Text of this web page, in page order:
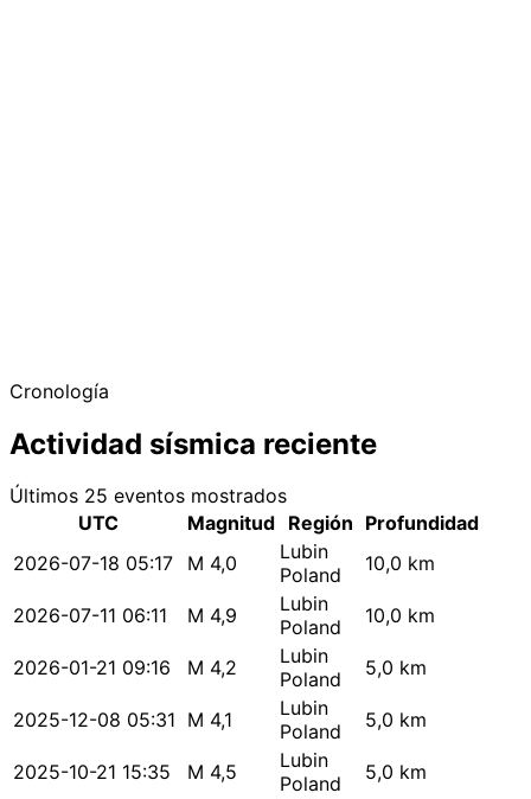
Cronología
Actividad sísmica reciente
Últimos 25 eventos mostrados
UTC
Magnitud Región Profundidad
2026-07-18 05:17
M 4,0
Lubin
Poland
10,0 km
2026-07-11 06:11 M 4,9
Lubin
Poland
10,0 km
2026-01-21 09:16 M 4,2
Lubin
Poland
5,0 km
2025-12-08 05:31 M 4,1
Lubin
Poland
5,0 km
2025-10-21 15:35 M 4,5
Lubin
Poland
5,0 km